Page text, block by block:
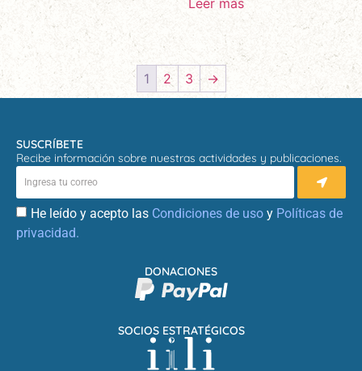
1 2 3 →
SUSCRÍBETE
Recibe información sobre nuestras actividades y publicaciones.
He leído y acepto las Condiciones de uso y Políticas de
privacidad.
SOCIOS ESTRATÉGICOS
DONACIONES